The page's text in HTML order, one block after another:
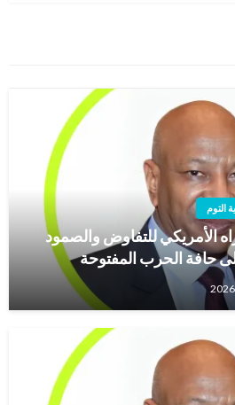
التوم
الأمريكي للتفاوض والصمود
حافة الحرب المفتوحة